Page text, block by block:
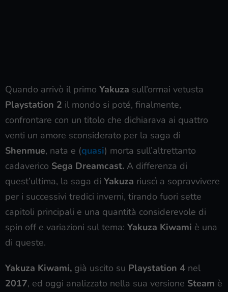
Quando arrivò il primo Yakuza sull’ormai vetusta
Playstation 2 il mondo si poté, finalmente,
confrontare con un titolo che dichiarava ai quattro
venti un amore sconsiderato per la saga di
Shenmue, nata e (quasi) morta sull’altrettanto
cadaverico Sega Dreamcast. A differenza di
quest’ultima, la saga di Yakuza riuscì a sopravvivere
per i successivi tredici inverni, tirando fuori sette
capitoli principali e una quantità considerevole di
spin off e variazioni sul tema: Yakuza Kiwami è una
di queste.
Yakuza Kiwami, già uscito su Playstation 4 nel
2017, ed oggi analizzato nella sua versione Steam è